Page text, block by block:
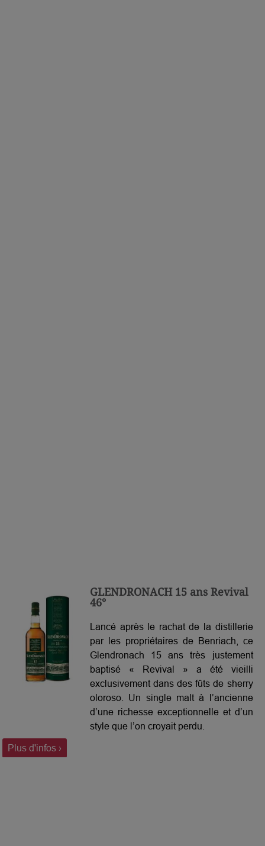
GLENDRONACH 15 ans Revival
46°
Lancé après le rachat de la distillerie
par les propriétaires de Benriach, ce
Glendronach 15 ans très justement
baptisé « Revival » a été vieilli
exclusivement dans des fûts de sherry
oloroso. Un single malt à l’ancienne
d’une richesse exceptionnelle et d’un
style que l’on croyait perdu.
Plus d'infos ›